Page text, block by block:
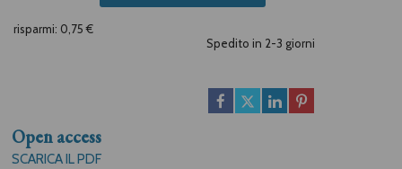
risparmi: 0,75 €
Spedito in 2-3 giorni
Open access
SCARICA IL PDF